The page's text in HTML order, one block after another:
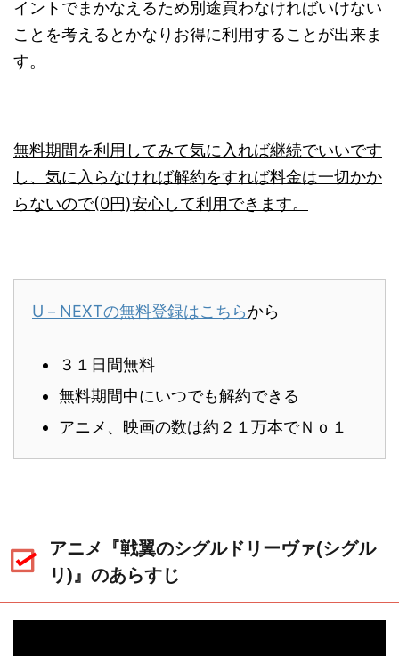
イントでまかなえるため別途買わなければいけない
ことを考えるとかなりお得に利用することが出来ま
す。
無料期間を利用してみて気に入れば継続でいいです
し、気に入らなければ解約をすれば料金は一切かか
らないので(0円)安心して利用できます。
U－NEXTの無料登録はこちらから
３１日間無料
無料期間中にいつでも解約できる
アニメ、映画の数は約２１万本でＮｏ１
アニメ『戦翼のシグルドリーヴァ(シグル
リ)』のあらすじ